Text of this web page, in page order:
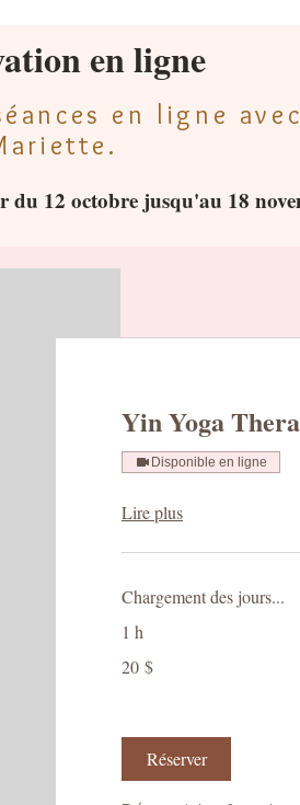
en ligne
en ligne
du 12 octobre jusqu'au 18
Yin Yoga
Disponible en ligne
Lire plus
Chargement des jours...
1 h
canadiens
20 $
Réserver